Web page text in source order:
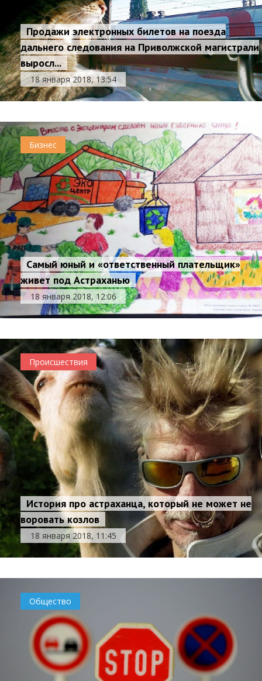
Продажи электронных билетов на поезда
дальнего следования на Приволжской магистрали
выросл...
18 января 2018, 13:54
Бизнес
Самый юный и «ответственный плательщик»
живет под Астраханью
18 января 2018, 12:06
Происшествия
История про астраханца, который не может не
воровать козлов
18 января 2018, 11:45
Общество